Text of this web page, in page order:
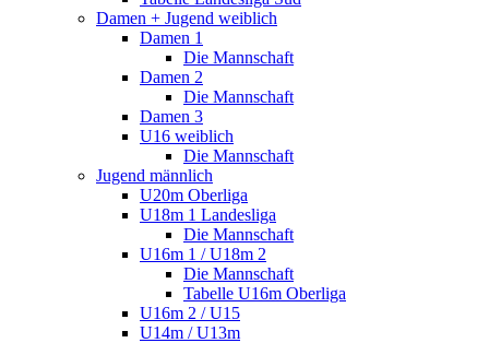
Damen + Jugend weiblich
Damen 1
Die Mannschaft
Damen 2
Die Mannschaft
Damen 3
U16 weiblich
Die Mannschaft
Jugend männlich
U20m Oberliga
U18m 1 Landesliga
Die Mannschaft
U16m 1 / U18m 2
Die Mannschaft
Tabelle U16m Oberliga
U16m 2 / U15
U14m / U13m